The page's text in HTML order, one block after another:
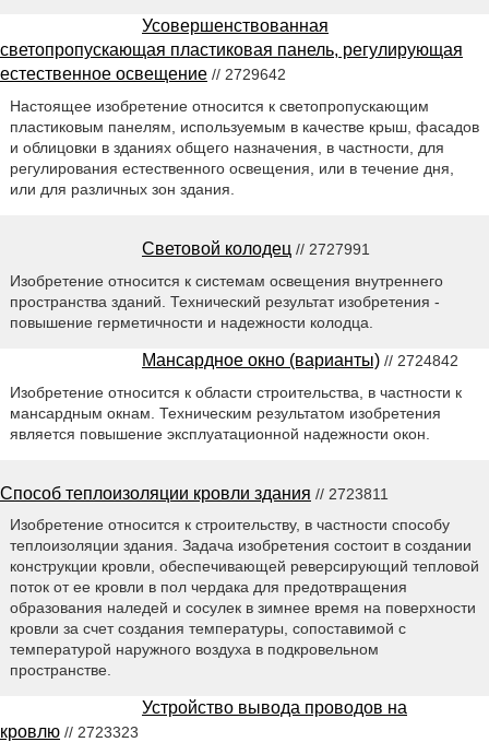
Усовершенствованная
светопропускающая пластиковая панель, регулирующая
естественное освещение // 2729642
Настоящее изобретение относится к светопропускающим
пластиковым панелям, используемым в качестве крыш, фасадов
и облицовки в зданиях общего назначения, в частности, для
регулирования естественного освещения, или в течение дня,
или для различных зон здания.
Световой колодец // 2727991
Изобретение относится к системам освещения внутреннего
пространства зданий. Технический результат изобретения -
повышение герметичности и надежности колодца.
Мансардное окно (варианты) // 2724842
Изобретение относится к области строительства, в частности к
мансардным окнам. Техническим результатом изобретения
является повышение эксплуатационной надежности окон.
Способ теплоизоляции кровли здания // 2723811
Изобретение относится к строительству, в частности способу
теплоизоляции здания. Задача изобретения состоит в создании
конструкции кровли, обеспечивающей реверсирующий тепловой
поток от ее кровли в пол чердака для предотвращения
образования наледей и сосулек в зимнее время на поверхности
кровли за счет создания температуры, сопоставимой с
температурой наружного воздуха в подкровельном
пространстве.
Устройство вывода проводов на
кровлю // 2723323